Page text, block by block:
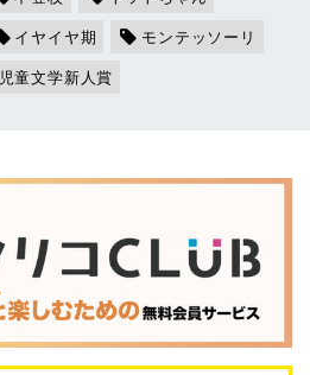
イヤイヤ期
モンテッソーリ
児童文学新人賞